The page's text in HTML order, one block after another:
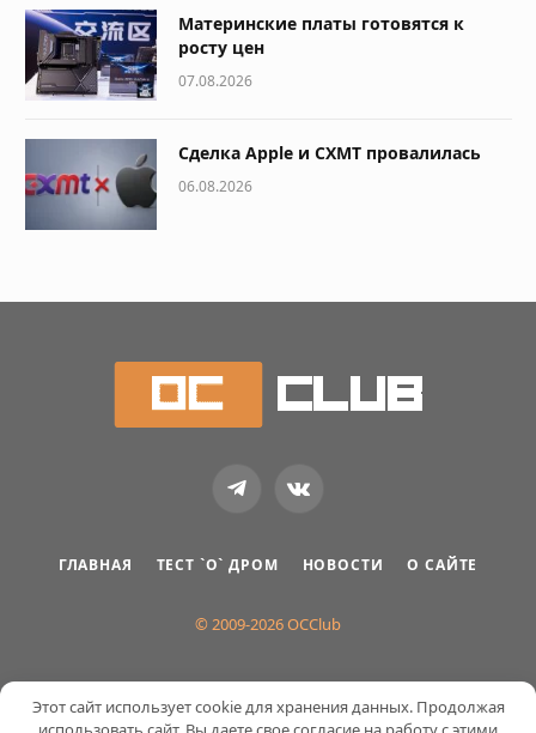
Материнские платы готовятся к
росту цен
07.08.2026
Сделка Apple и CXMT провалилась
06.08.2026
TelegramVKontakte
ГЛАВНАЯ ТЕСТ `О` ДРОМ НОВОСТИ О САЙТЕ
© 2009-2026 OCClub
Этот сайт использует cookie для хранения данных. Продолжая